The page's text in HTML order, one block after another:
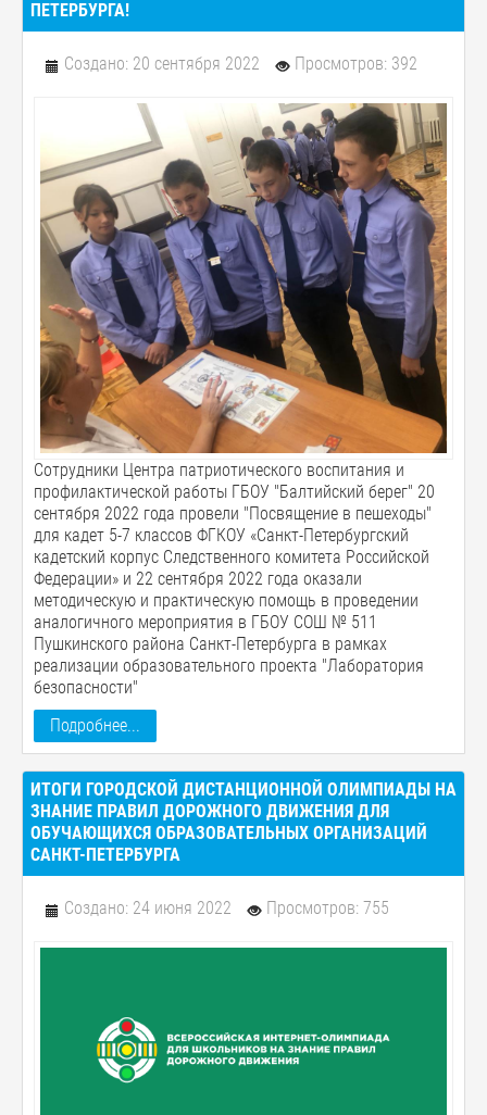
ПЕТЕРБУРГА!
Создано: 20 сентября 2022 Просмотров: 392
Сотрудники Центра патриотического воспитания и
профилактической работы ГБОУ "Балтийский берег" 20
сентября 2022 года провели "Посвящение в пешеходы"
для кадет 5-7 классов ФГКОУ «Санкт-Петербургский
кадетский корпус Следственного комитета Российской
Федерации» и 22 сентября 2022 года оказали
методическую и практическую помощь в проведении
аналогичного мероприятия в ГБОУ СОШ № 511
Пушкинского района Санкт-Петербурга в рамках
реализации образовательного проекта "Лаборатория
безопасности"
Подробнее...
ИТОГИ ГОРОДСКОЙ ДИСТАНЦИОННОЙ ОЛИМПИАДЫ НА
ЗНАНИЕ ПРАВИЛ ДОРОЖНОГО ДВИЖЕНИЯ ДЛЯ
ОБУЧАЮЩИХСЯ ОБРАЗОВАТЕЛЬНЫХ ОРГАНИЗАЦИЙ
САНКТ-ПЕТЕРБУРГА
Создано: 24 июня 2022 Просмотров: 755